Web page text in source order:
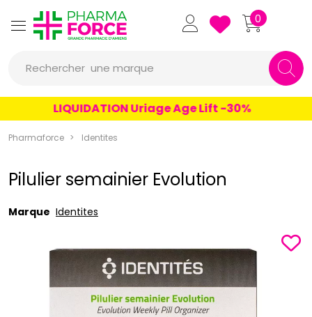
Pharmaforce Grande Pharmacie
0
Rechercher une marque
un produit
LIQUIDATION Uriage Age Lift -30%
Pharmaforce Identites
Pilulier semainier Evolution
Marque Identites